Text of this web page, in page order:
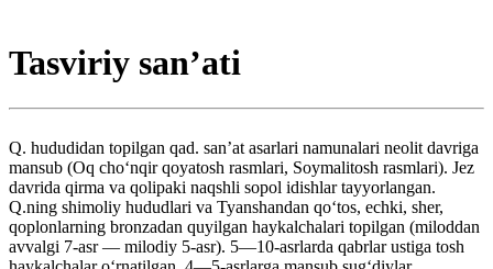
Tasviriy sanʼati
Q. hududidan topilgan qad. sanʼat asarlari namunalari neolit davriga
mansub (Oq choʻnqir qoyatosh rasmlari, Soymalitosh rasmlari). Jez
davrida qirma va qolipaki naqshli sopol idishlar tayyorlangan.
Q.ning shimoliy hududlari va Tyanshandan qoʻtos, echki, sher,
qoplonlarning bronzadan quyilgan haykalchalari topilgan (miloddan
avvalgi 7-asr — milodiy 5-asr). 5—10-asrlarda qabrlar ustiga tosh